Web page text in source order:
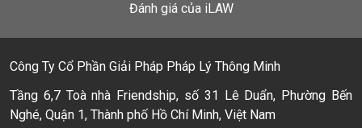
Đánh giá của iLAW
Công Ty Cổ Phần Giải Pháp Pháp Lý Thông Minh
Tầng 6,7 Toà nhà Friendship, số 31 Lê Duẩn, Phường Bến
Nghé, Quận 1, Thành phố Hồ Chí Minh, Việt Nam